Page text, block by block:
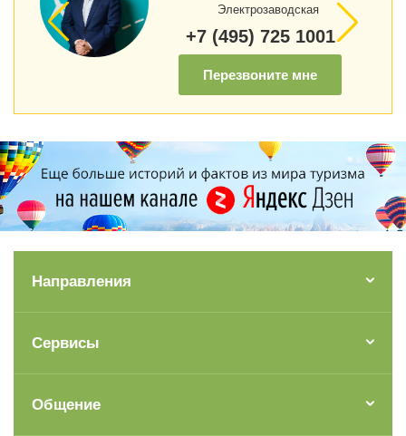
Электрозаводская
+7 (495) 725 1001
Перезвоните мне
Направления
Сервисы
Общение